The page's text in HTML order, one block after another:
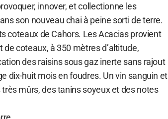
innover, et collectionne les
son nouveau chai à peine sorti de terre.
coteaux de Cahors. Les Acacias provient
coteaux, à 350 mètres d’altitude,
des raisins sous gaz inerte sans rajout
dix-huit mois en foudres. Un vin sanguin et
mûrs, des tanins soyeux et des notes